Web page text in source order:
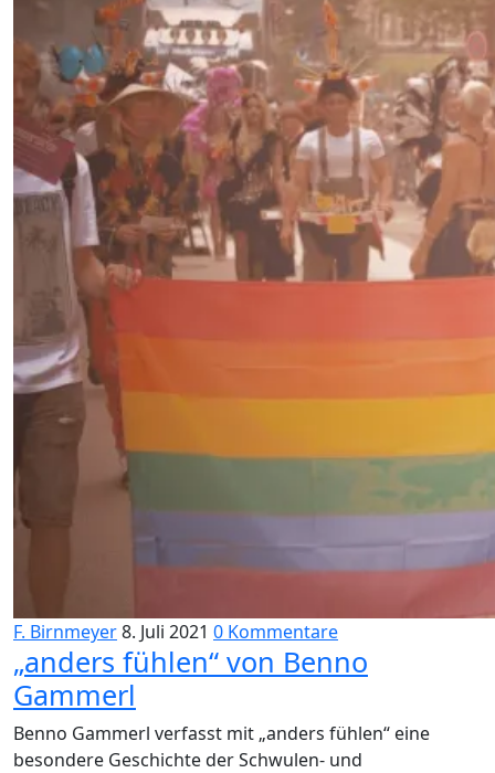
F. Birnmeyer8. Juli 2021 0 Kommentare
„anders fühlen“ von Benno
Gammerl
Benno Gammerl verfasst mit „anders fühlen“ eine
besondere Geschichte der Schwulen- und